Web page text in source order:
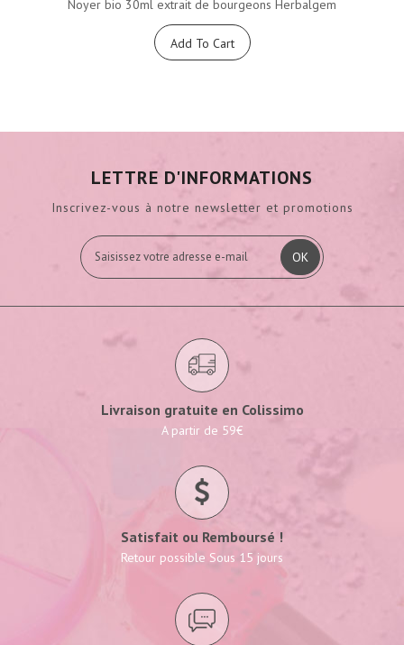
Noyer bio 30ml extrait de bourgeons Herbalgem
Add To Cart
LETTRE D'INFORMATIONS
Inscrivez-vous à notre newsletter et promotions
OK
Livraison gratuite en Colissimo
A partir de 59€
Satisfait ou Remboursé !
Retour possible Sous 15 jours